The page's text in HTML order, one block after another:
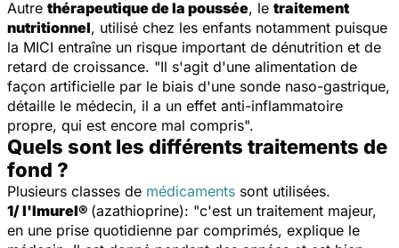
Autre thérapeutique de la poussée, le traitement
nutritionnel, utilisé chez les enfants notamment puisque
la MICI entraîne un risque important de dénutrition et de
retard de croissance. "Il s'agit d'une alimentation de
façon artificielle par le biais d'une sonde naso-gastrique,
détaille le médecin, il a un effet anti-inflammatoire
propre, qui est encore mal compris".
Quels sont les différents traitements de
fond ?
Plusieurs classes de médicaments sont utilisées.
1/ l'Imurel® (azathioprine): "c'est un traitement majeur,
en une prise quotidienne par comprimés, explique le